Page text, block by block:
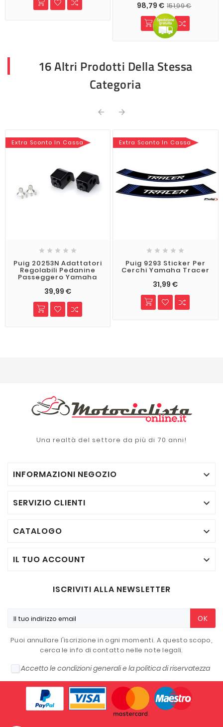
98,79 € 151,99 €
16 Altri Prodotti Della Stessa
Categoria
 
Extra Sconto In Cassa
    
Puig 20253N Adattatori
Regolabili Pedanine
Passeggero Yamaha
39,99 €
Extra Sconto In Cassa
    
Puig 9293 Sticker Per
Cerchi Yamaha Tracer
31,99 €
Una realtà del settore da più di 70 anni!
INFORMAZIONI NEGOZIO 
SERVIZIO CLIENTI 
CATALOGO 
IL TUO ACCOUNT 
ISCRIVITI ALLA NEWSLETTER
OK
Puoi annullare l'iscrizione in ogni momenti. A questo scopo,
cerca le info di contatto nelle note legali.
Accetto le condizioni generali e la politica di riservatezza